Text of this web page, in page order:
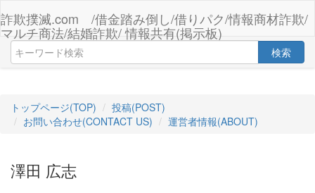
詐欺撲滅.com /借金踏み倒し/借りパク/情報商材詐欺/
マルチ商法/結婚詐欺/ 情報共有(掲示板)
検索
トップページ(TOP)
投稿(POST)
お問い合わせ(CONTACT US)
運営者情報(ABOUT)
澤田 広志